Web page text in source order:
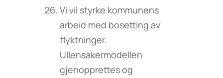
Vi vil styrke kommunens
arbeid med bosetting av
flyktninger.
Ullensakermodellen
gjenopprettes og